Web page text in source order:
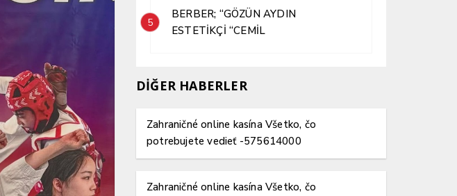
5
BERBER; “GÖZÜN AYDIN
ESTETİKÇİ “CEMİL
DİĞER HABERLER
Zahraničné online kasína Všetko, čo
potrebujete vedieť -575614000
Zahraničné online kasína Všetko, čo